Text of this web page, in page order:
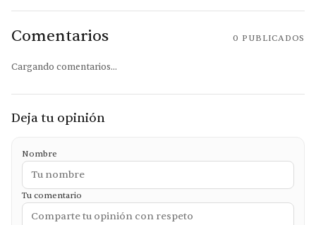
Comentarios 0 PUBLICADOS
Cargando comentarios...
Deja tu opinión
Nombre
Tu comentario